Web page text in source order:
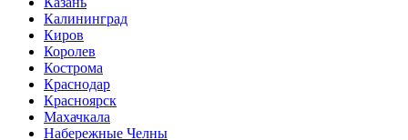
Калининград
Киров
Королев
Кострома
Краснодар
Красноярск
Махачкала
Набережные Челны